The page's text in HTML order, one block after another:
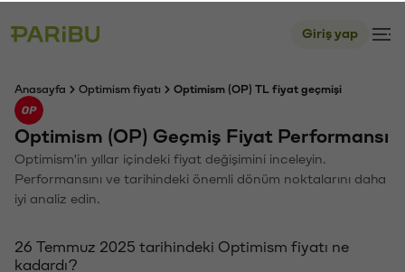
Giriş yap
Anasayfa Optimism fiyatı Optimism (OP) TL fiyat geçmişi
Optimism (OP) Geçmiş Fiyat Performansı
Optimism'in yıllar içindeki fiyat değişimini inceleyin.
Performansını ve tarihindeki önemli dönüm noktalarını daha
iyi analiz edin.
26 Temmuz 2025 tarihindeki Optimism fiyatı ne
kadardı?